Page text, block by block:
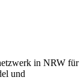
in NRW für
und